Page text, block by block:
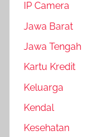
IP Camera
Jawa Barat
Jawa Tengah
Kartu Kredit
Keluarga
Kendal
Kesehatan